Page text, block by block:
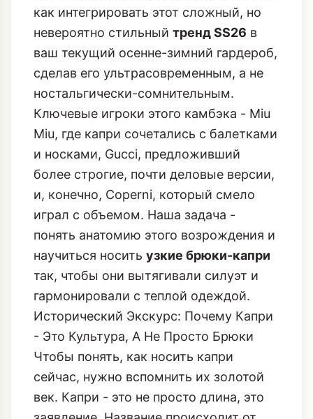
как интегрировать этот сложный, но
невероятно стильный тренд SS26 в
ваш текущий осенне-зимний гардероб,
сделав его ультрасовременным, а не
ностальгически-сомнительным.
Ключевые игроки этого камбэка - Miu
Miu, где капри сочетались с балетками
и носками, Gucci, предложивший
более строгие, почти деловые версии,
и, конечно, Coperni, который смело
играл с объемом. Наша задача -
понять анатомию этого возрождения и
научиться носить узкие брюки-капри
так, чтобы они вытягивали силуэт и
гармонировали с теплой одеждой.
Исторический Экскурс: Почему Капри
- Это Культура, А Не Просто Брюки
Чтобы понять, как носить капри
сейчас, нужно вспомнить их золотой
век. Капри - это не просто длина, это